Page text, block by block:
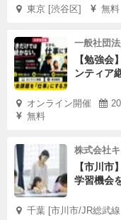
東京 [渋谷区] 無料
一般社団
【勉強会
ンティア
オンライン開催
無料
株式会社
【市川
学習機会
千葉 [市川市/JR総武